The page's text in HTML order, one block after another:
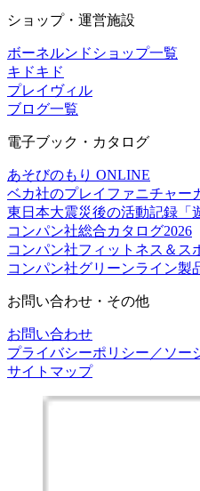
ショップ・運営施設
ボーネルンドショップ一覧
キドキド
プレイヴィル
ブログ一覧
電子ブック・カタログ
あそびのもり ONLINE
ベカ社のプレイファニチャー
東日本大震災後の活動記録「
コンパン社総合カタログ2026
コンパン社フィットネス＆ス
コンパン社グリーンライン製
お問い合わせ・その他
お問い合わせ
プライバシーポリシー／ソー
サイトマップ